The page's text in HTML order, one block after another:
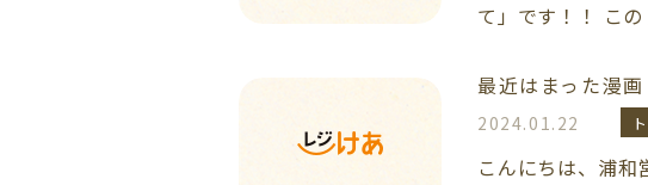
て」です！！ こ
最近はまった漫画
2024.01.22
こんにちは、浦